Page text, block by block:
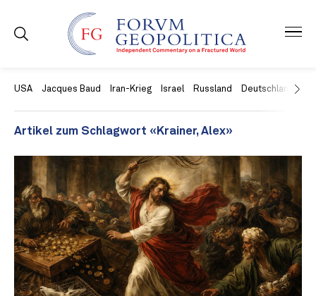
USA Jacques Baud Iran-Krieg Israel Russland Deutschland
Artikel zum Schlagwort «Krainer, Alex»